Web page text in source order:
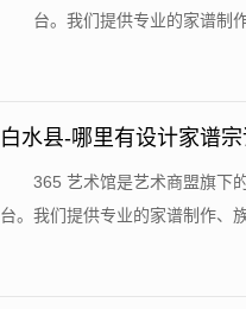
台。我们提供专业的家谱制
白水县-哪里有设计家谱
​365 艺术馆是艺术商盟旗下
台。我们提供专业的家谱制作、